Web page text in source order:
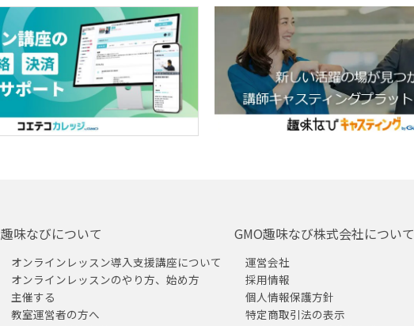
趣味なびについて
オンラインレッスン導入支援講座について
オンラインレッスンのやり方、始め方
主催する
教室運営者の方へ
GMO趣味なび株式会社について
運営会社
採用情報
個人情報保護方針
特定商取引法の表示